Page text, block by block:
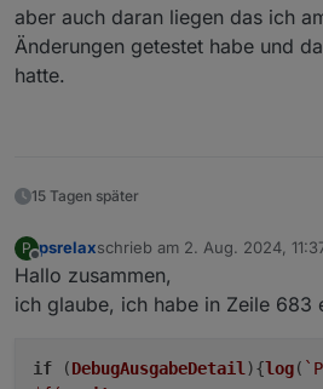
e3dc-rscp.0
2024-07-09
und dafür dann auch einen
dem das gelten soll. Zu
dynamische Strompreise
aber auch daran liegen das ich
Änderungen getestet habe und
hatte.
15 Tagen später
P
Offline
psrelaxschrieb am 2. Aug. 2024,
zuletzt editiert von
Hallo zusammen,
ich glaube, ich habe in Zeile 683
if (DebugAusgabeDetail ){log(